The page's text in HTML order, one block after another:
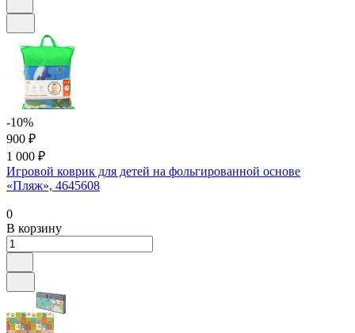
-10%
900 ₽
1 000 ₽
Игровой коврик для детей на фольгированной основе
«Пляж», 4645608
0
В корзину